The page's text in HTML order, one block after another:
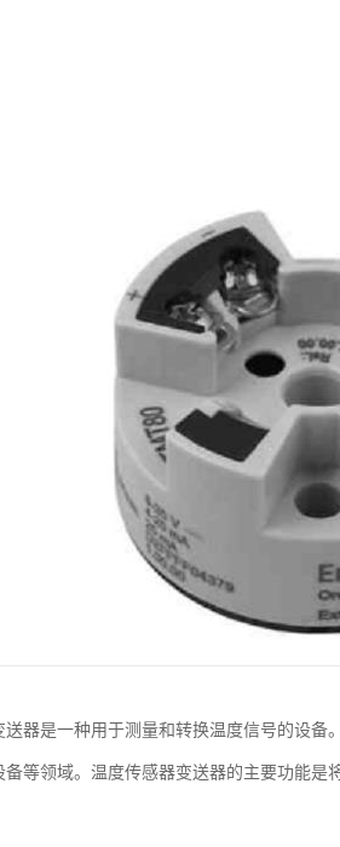
送器是一种用于测量和转换温度信号的设备
备等领域。温度传感器变送器的主要功能是